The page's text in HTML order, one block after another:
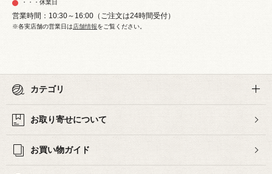
・・・休業日
営業時間：10:30～16:00（ご注文は24時間受付）
※各実店舗の営業日は店舗情報をご覧ください。
カテゴリ
お取り寄せについて
お買い物ガイド